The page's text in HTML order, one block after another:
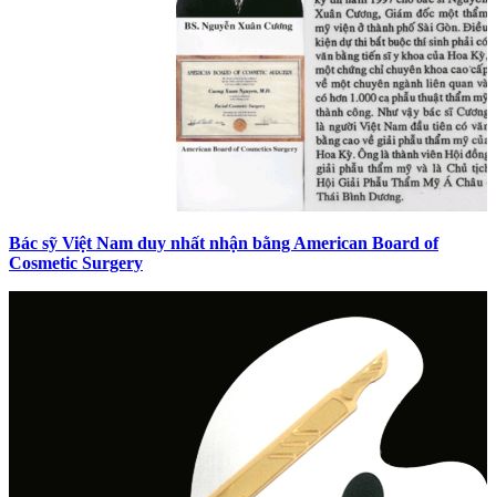
Bác sỹ Việt Nam duy nhất nhận bằng American Board of
Cosmetic Surgery